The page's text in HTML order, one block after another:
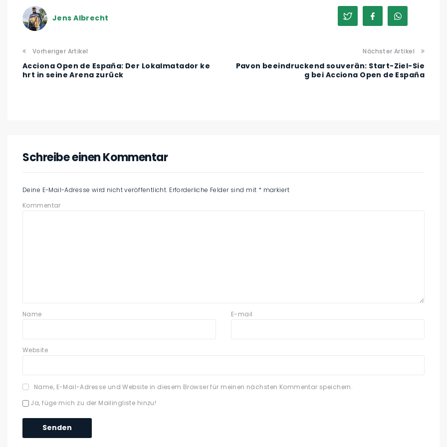
Jens Albrecht
Vorheriger Artikel
Acciona Open de España: Der Lokalmatador ke
hrt in seine Arena zurück
Nächster Artikel
Pavon beeindruckend souverän: Start-Ziel-Sie
g bei Acciona Open de España
Schreibe einen Kommentar
Deine E-Mail-Adresse wird nicht veröffentlicht. Erforderliche Felder sind mit * markiert
Kommentar
Name E-mail
Website
Name, E-Mail-Adresse und Website in diesem Browser für meinen nächsten Kommentar speichern.
Ja, füge mich zu der Mailingliste hinzu!